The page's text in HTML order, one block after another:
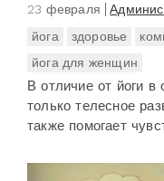
23 февраля
йога
здоровье
йога для женщин
В отличие от йоги в
только телесное
также помогает